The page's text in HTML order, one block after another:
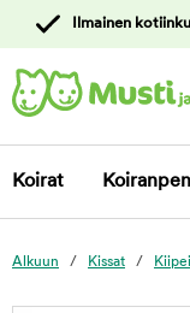
asiakaspalveluun
Ilmainen
Koirat
Alkuun Kissat